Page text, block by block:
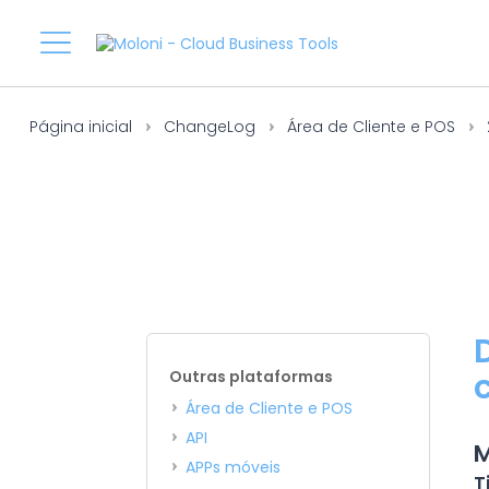
Página inicial ChangeLog Área de Cliente e POS
Outras plataformas
Área de Cliente e POS
API
APPs móveis